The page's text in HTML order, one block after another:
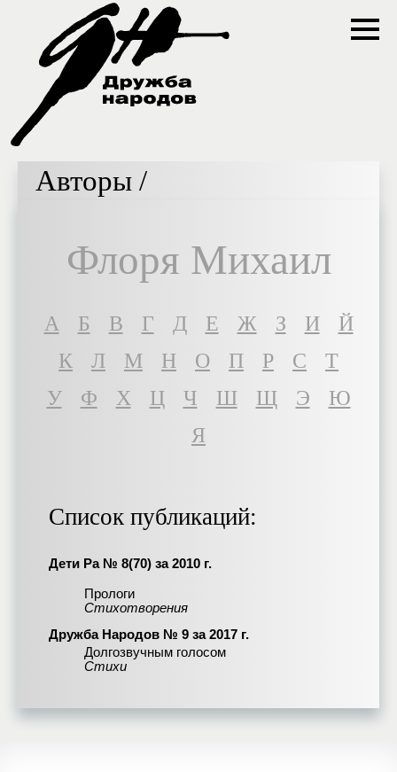
Авторы /
Флоря Михаил
A Б В Г Д Е Ж З И
Й
К
Л М Н О П Р С
Т
У
Ф Х Ц Ч Ш Щ Э
Ю
Я
Список публикаций:
Дети Ра № 8(70) за 2010 г.
Прологи
Стихотворения
Дружба Народов № 9 за 2017 г.
Долгозвучным голосом
Стихи